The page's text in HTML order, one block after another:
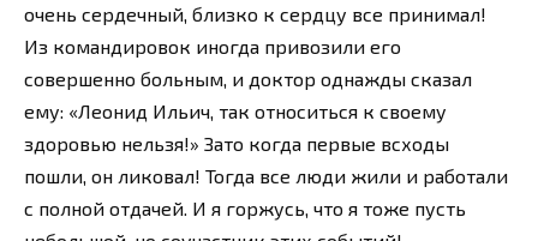
очень сердечный, близко к сердцу все принимал!
Из командировок иногда привозили его
совершенно больным, и доктор однажды сказал
ему: «Леонид Ильич, так относиться к своему
здоровью нельзя!» Зато когда первые всходы
пошли, он ликовал! Тогда все люди жили и работали
с полной отдачей. И я горжусь, что я тоже пусть